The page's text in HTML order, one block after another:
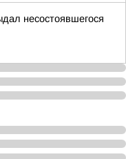
несостоявшегося